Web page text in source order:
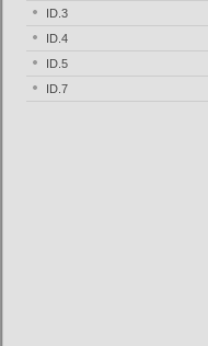
ID.3
ID.4
ID.5
ID.7